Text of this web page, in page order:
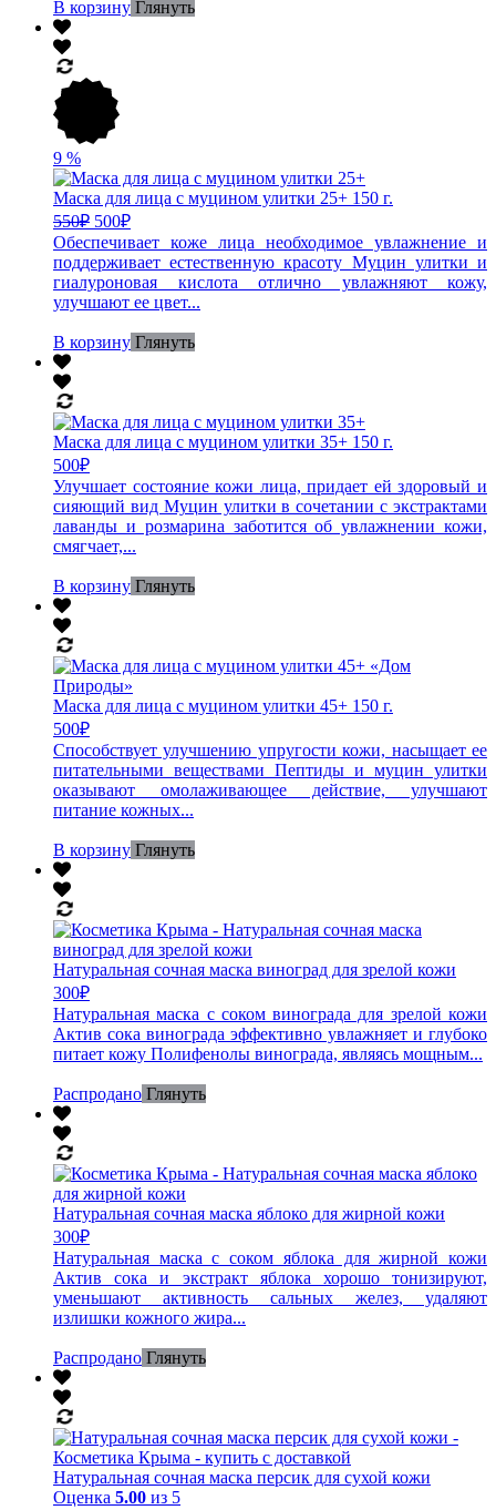
В корзину Глянуть
9 %
Маска для лица с муцином улитки 25+ 150 г.
550₽ 500₽
Обеспечивает коже лица необходимое увлажнение и
поддерживает естественную красоту Муцин улитки и
гиалуроновая кислота отлично увлажняют кожу,
улучшают ее цвет...
В корзину Глянуть
Маска для лица с муцином улитки 35+ 150 г.
500₽
Улучшает состояние кожи лица, придает ей здоровый и
сияющий вид Муцин улитки в сочетании с экстрактами
лаванды и розмарина заботится об увлажнении кожи,
смягчает,...
В корзину Глянуть
Маска для лица с муцином улитки 45+ 150 г.
500₽
Способствует улучшению упругости кожи, насыщает ее
питательными веществами Пептиды и муцин улитки
оказывают омолаживающее действие, улучшают
питание кожных...
В корзину Глянуть
Натуральная сочная маска виноград для зрелой кожи
300₽
Натуральная маска с соком винограда для зрелой кожи
Актив сока винограда эффективно увлажняет и глубоко
питает кожу Полифенолы винограда, являясь мощным...
Распродано Глянуть
Натуральная сочная маска яблоко для жирной кожи
300₽
Натуральная маска с соком яблока для жирной кожи
Актив сока и экстракт яблока хорошо тонизируют,
уменьшают активность сальных желез, удаляют
излишки кожного жира...
Распродано Глянуть
Натуральная сочная маска персик для сухой кожи
Оценка 5.00 из 5